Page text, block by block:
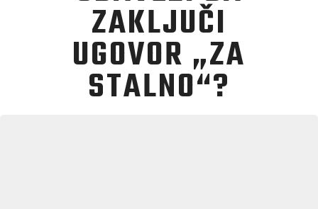
ZAKLJUČI
UGOVOR „ZA
STALNO“?